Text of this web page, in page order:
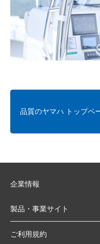
品質のヤマハ トップペ
企業情報
製品・事業サイト
ご利用規約